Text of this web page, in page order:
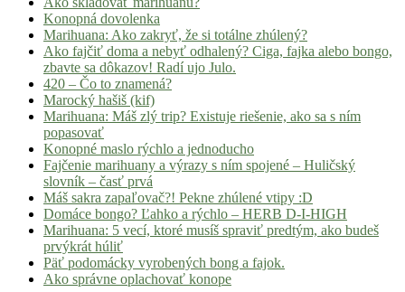
Konopná dovolenka
Marihuana: Ako zakryť, že si totálne zhúlený?
Ako fajčiť doma a nebyť odhalený? Ciga, fajka alebo bongo,
zbavte sa dôkazov! Radí ujo Julo.
420 – Čo to znamená?
Marocký hašiš (kif)
Marihuana: Máš zlý trip? Existuje riešenie, ako sa s ním
popasovať
Konopné maslo rýchlo a jednoducho
Fajčenie marihuany a výrazy s ním spojené – Huličský
slovník – časť prvá
Máš sakra zapaľovač?! Pekne zhúlené vtipy :D
Domáce bongo? Ľahko a rýchlo – HERB D-I-HIGH
Marihuana: 5 vecí, ktoré musíš spraviť predtým, ako budeš
prvýkrát húliť
Päť podomácky vyrobených bong a fajok.
Ako správne oplachovať konope